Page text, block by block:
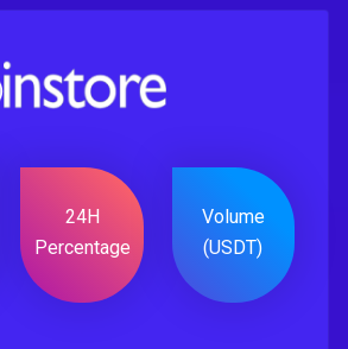
24H
Percentage
Volume
(USDT)